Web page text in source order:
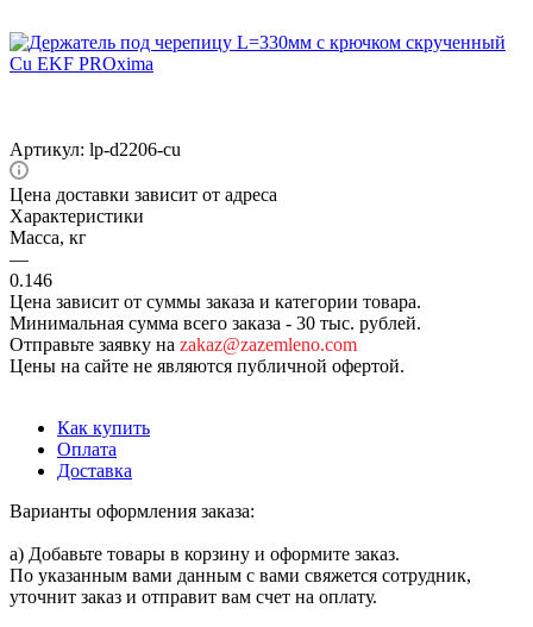
Артикул: lp-d2206-cu
Цена доставки зависит от адреса
Характеристики
Масса, кг
—
0.146
Цена зависит от суммы заказа и категории товара.
Минимальная сумма всего заказа - 30 тыс. рублей.
Отправьте заявку на zakaz@zazemleno.com
Цены на сайте не являются публичной офертой.
Как купить
Оплата
Доставка
Варианты оформления заказа:
а) Добавьте товары в корзину и оформите заказ.
По указанным вами данным с вами свяжется сотрудник,
уточнит заказ и отправит вам счет на оплату.